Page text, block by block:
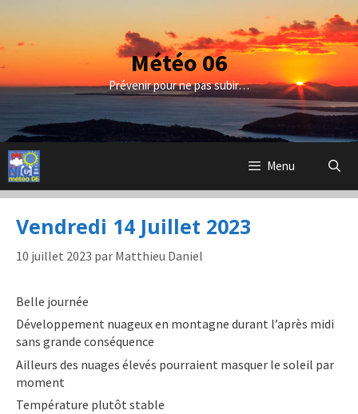
contenu
Météo 06
Prévenir pour ne pas subir…
Menu
Vendredi 14 Juillet 2023
10 juillet 2023 par Matthieu Daniel
Belle journée
Développement nuageux en montagne durant l’après midi
sans grande conséquence
Ailleurs des nuages élevés pourraient masquer le soleil par
moment
Température plutôt stable